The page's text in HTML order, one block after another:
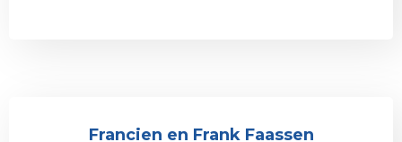
Francien en Frank Faassen